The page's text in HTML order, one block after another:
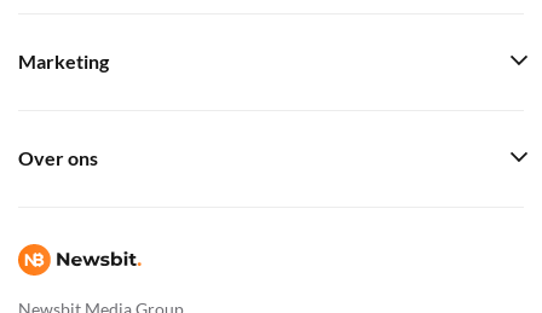
Newsbit Media Group
Marketing
Over ons